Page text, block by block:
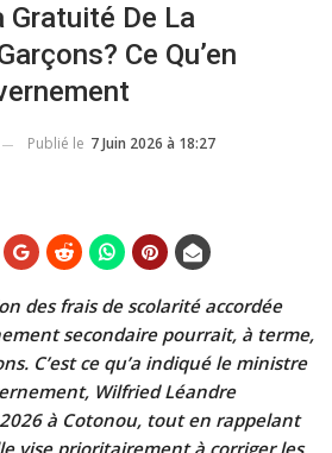
Gratuité De La
Ce Qu’en
Publié le 7 Juin 2026 à 18:27
des frais de scolarité accordée
secondaire pourrait, à terme,
C’est ce qu’a indiqué le ministre
Wilfried Léandre
à Cotonou, tout en rappelant